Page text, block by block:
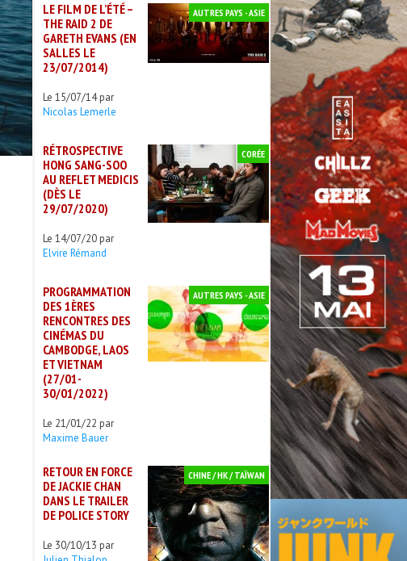
LE FILM DE L’ÉTÉ –
THE RAID 2 DE
GARETH EVANS (EN
SALLES LE
23/07/2014)
Le 15/07/14 par
Nicolas Lemerle
AUTRES PAYS - ASIE
RÉTROSPECTIVE
HONG SANG-SOO
AU REFLET MEDICIS
(DÈS LE
29/07/2020)
Le 14/07/20 par
Elvire Rémand
CORÉE
PROGRAMMATION
DES 1ÈRES
RENCONTRES DES
CINÉMAS DU
CAMBODGE, LAOS
ET VIETNAM
(27/01-
30/01/2022)
Le 21/01/22 par
Maxime Bauer
AUTRES PAYS - ASIE
RETOUR EN FORCE
DE JACKIE CHAN
DANS LE TRAILER
DE POLICE STORY
Le 30/10/13 par
CHINE / HK / TAÏWAN